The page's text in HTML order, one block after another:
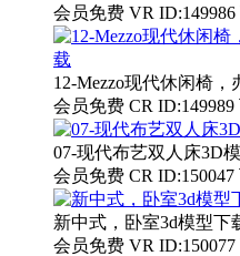
会员免费 VR ID:149986
12-Mezzo现代休闲椅
会员免费 CR ID:149989
07-现代布艺双人床3D
会员免费 CR ID:150047
新中式，卧室3d模型下
会员免费 VR ID:150077